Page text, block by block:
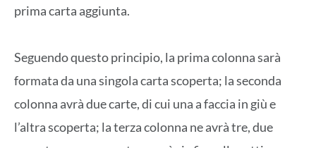
prima carta aggiunta.
Seguendo questo principio, la prima colonna sarà
formata da una singola carta scoperta; la seconda
colonna avrà due carte, di cui una a faccia in giù e
l’altra scoperta; la terza colonna ne avrà tre, due